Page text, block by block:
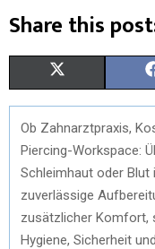
Share this
(
T
W
I
T
Ob Zahnarztpraxis,
Piercing-Workspace:
Schleimhaut oder
zuverlässige
zusätzlicher Komfort,
Hygiene, Sicherheit